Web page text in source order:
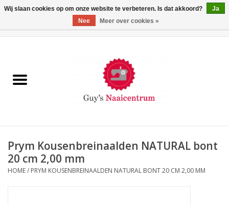
Machines
Paspoppen
Prym Kousenbreinaalden NATURAL bont
20 cm 2,00 mm
HOME/ PRYM KOUSENBREINAALDEN NATURAL BONT 20 CM 2,00 MM
Wij slaan cookies op om onze website te verbeteren. Is dat akkoord?
Ja
Nee
Meer over cookies »